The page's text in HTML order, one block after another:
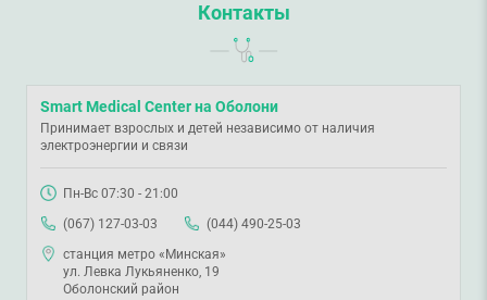
Контакты
Smart Medical Center на Оболони
Принимает взрослых и детей независимо от наличия
электроэнергии и связи
Пн-Вс 07:30 - 21:00
(067) 127-03-03
(044) 490-25-03
станция метро «Минская»
ул. Левка Лукьяненко, 19
Оболонский район